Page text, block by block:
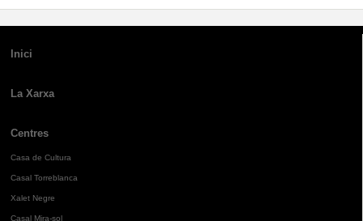
Inici
La Xarxa
Centres
Casa de Cultura
Casal Torreblanca
Xalet Negre
Casal Mira-sol